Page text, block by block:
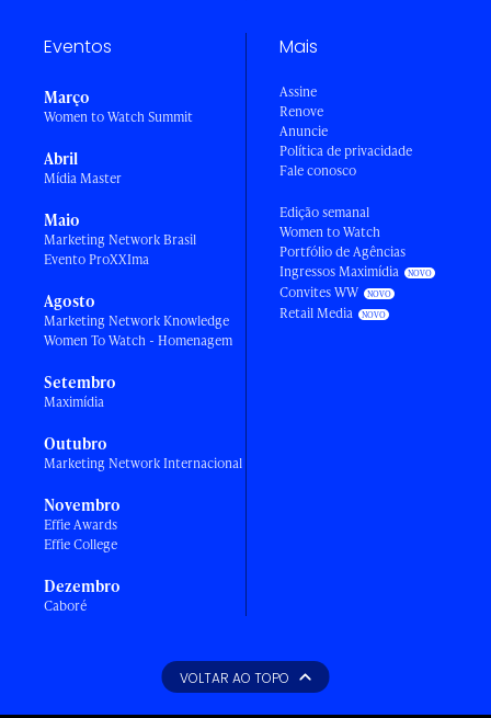
Eventos
Março
Women to Watch Summit
Abril
Mídia Master
Maio
Marketing Network Brasil
Evento ProXXIma
Agosto
Marketing Network Knowledge
Women To Watch - Homenagem
Setembro
Maximídia
Outubro
Marketing Network Internacional
Novembro
Effie Awards
Effie College
Dezembro
Caboré
Mais
Assine
Renove
Anuncie
Política de privacidade
Fale conosco
Edição semanal
Women to Watch
Portfólio de Agências
Ingressos Maximídia
Convites WW
Retail Media
VOLTAR AO TOPO